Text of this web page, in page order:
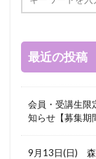
最近の投稿
会員・受講生限
知らせ【募集期
9月13日(日) 森